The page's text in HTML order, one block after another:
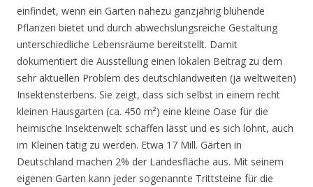
einfindet, wenn ein Garten nahezu ganzjährig blühende
Pflanzen bietet und durch abwechslungsreiche Gestaltung
unterschiedliche Lebensräume bereitstellt. Damit
dokumentiert die Ausstellung einen lokalen Beitrag zu dem
sehr aktuellen Problem des deutschlandweiten (ja weltweiten)
Insektensterbens. Sie zeigt, dass sich selbst in einem recht
kleinen Hausgarten (ca. 450 m²) eine kleine Oase für die
heimische Insektenwelt schaffen lässt und es sich lohnt, auch
im Kleinen tätig zu werden. Etwa 17 Mill. Gärten in
Deutschland machen 2% der Landesfläche aus. Mit seinem
eigenen Garten kann jeder sogenannte Trittsteine für die